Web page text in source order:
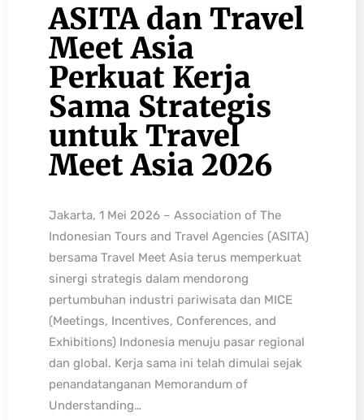
ASITA dan Travel
Meet Asia
Perkuat Kerja
Sama Strategis
untuk Travel
Meet Asia 2026
Jakarta, 1 Mei 2026 – Association of The
Indonesian Tours and Travel Agencies (ASITA)
bersama Travel Meet Asia terus memperkuat
sinergi strategis dalam mendorong
pertumbuhan industri pariwisata dan MICE
(Meetings, Incentives, Conferences, and
Exhibitions) Indonesia menuju pasar regional
dan global. Kerja sama ini telah dimulai sejak
penandatanganan Memorandum of
Understanding…